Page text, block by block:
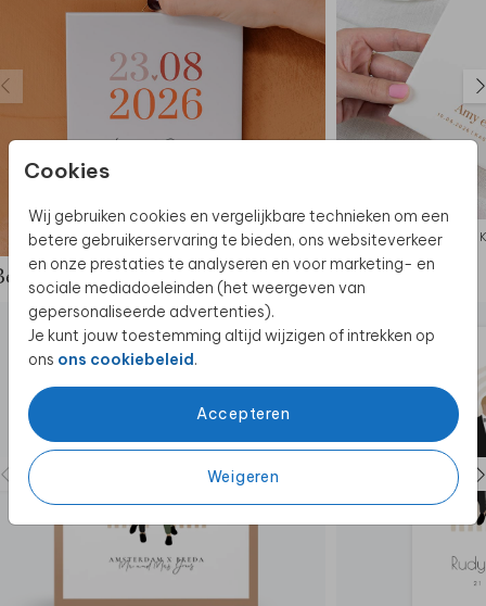
Cookies
Wij gebruiken cookies en vergelijkbare technieken om een
betere gebruikerservaring te bieden, ons websiteverkeer
en onze prestaties te analyseren en voor marketing- en
sociale mediadoeleinden (het weergeven van
gepersonaliseerde advertenties).
Je kunt jouw toestemming altijd wijzigen of intrekken op
ons ons cookiebeleid.
Accepteren
Weigeren
KERAMIEK
de complete set